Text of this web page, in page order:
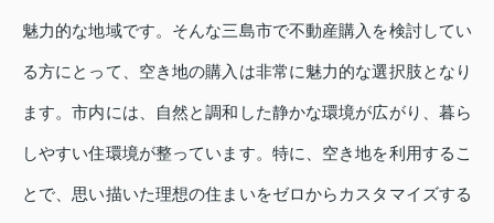
魅力的な地域です。そんな三島市で不動産購入を検討してい
る方にとって、空き地の購入は非常に魅力的な選択肢となり
ます。市内には、自然と調和した静かな環境が広がり、暮ら
しやすい住環境が整っています。特に、空き地を利用するこ
とで、思い描いた理想の住まいをゼロからカスタマイズする